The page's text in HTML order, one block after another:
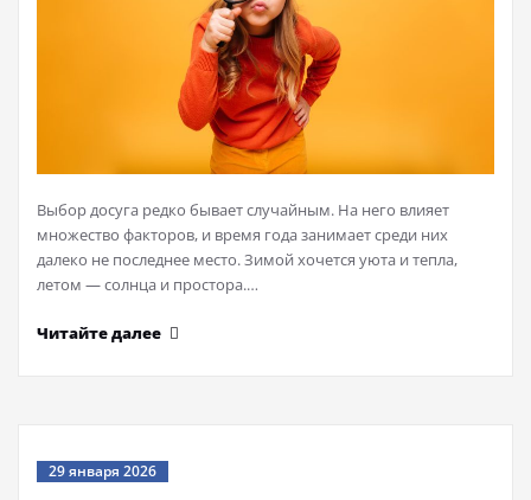
Выбор досуга редко бывает случайным. На него влияет
множество факторов, и время года занимает среди них
далеко не последнее место. Зимой хочется уюта и тепла,
летом — солнца и простора.…
Читайте далее
29 января 2026